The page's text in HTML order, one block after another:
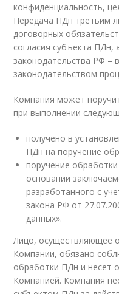
конфиденциальность,
Передача ПДн третьим
договорных
согласия субъекта ПДн,
законодательства РФ –
законодательством
Компания может
при выполнении
получено в
ПДн на поручение
поручение
основании
разработанного с
закона РФ от
данных».
Лицо, осуществляющее
Компании, обязано
обработки ПДн и несет
Компанией. Компания